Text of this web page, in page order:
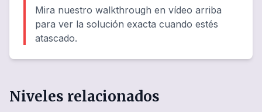
Mira nuestro walkthrough en vídeo arriba
para ver la solución exacta cuando estés
atascado.
Niveles relacionados